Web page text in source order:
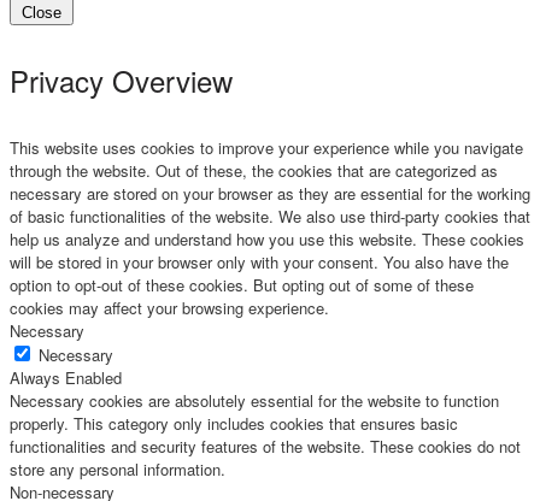
Close
Privacy Overview
This website uses cookies to improve your experience while you navigate
through the website. Out of these, the cookies that are categorized as
necessary are stored on your browser as they are essential for the working
of basic functionalities of the website. We also use third-party cookies that
help us analyze and understand how you use this website. These cookies
will be stored in your browser only with your consent. You also have the
option to opt-out of these cookies. But opting out of some of these
cookies may affect your browsing experience.
Necessary
Necessary
Always Enabled
Necessary cookies are absolutely essential for the website to function
properly. This category only includes cookies that ensures basic
functionalities and security features of the website. These cookies do not
store any personal information.
Non-necessary